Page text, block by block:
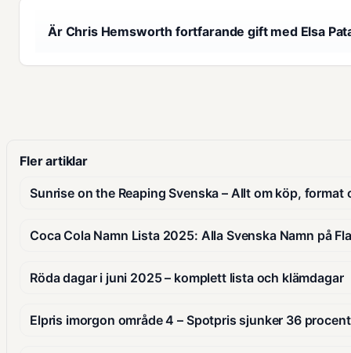
Är Chris Hemsworth fortfarande gift med Elsa
Fler artiklar
Sunrise on the Reaping Svenska – Allt om köp, format
Coca Cola Namn Lista 2025: Alla Svenska Namn på
Röda dagar i juni 2025 – komplett lista och klämdagar
Elpris imorgon område 4 – Spotpris sjunker 36 procent